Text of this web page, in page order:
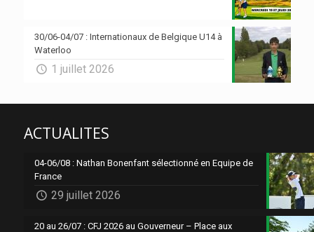
30/06-04/07 : Internationaux de Belgique U14 à
Waterloo
1 juillet 2026
ACTUALITES
04-06/08 : Nathan Bonenfant sélectionné en Equipe de
France
29 juillet 2026
20 au 26/07 : CFJ 2026 au Gouverneur – Place aux